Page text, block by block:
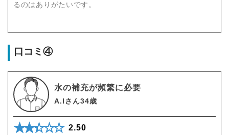
るのはありがたいです。
口コミ④
水の補充が頻繁に必要
A.Iさん34歳
★★★★★
☆☆☆☆☆ 2.50